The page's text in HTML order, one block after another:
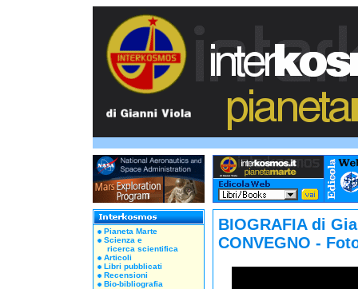
Pianeta Marte
Scienza e
ricerca scientifica
Articoli
Libri pubblicati
Recensioni
Bio-bibliografia
BIOGRAFIA di
CONVEGNO -